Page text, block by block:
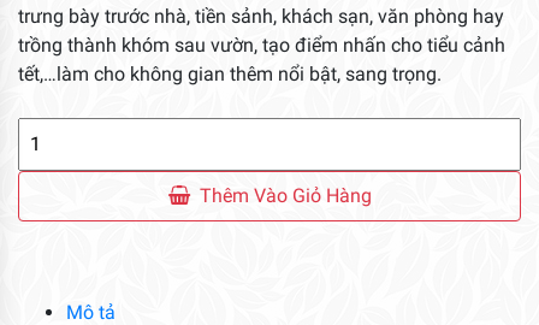
trưng bày trước nhà, tiền sảnh, khách sạn, văn phòng hay
trồng thành khóm sau vườn, tạo điểm nhấn cho tiểu cảnh
tết,…làm cho không gian thêm nổi bật, sang trọng.
Xôi
Thêm Vào Giỏ Hàng
Mô tả